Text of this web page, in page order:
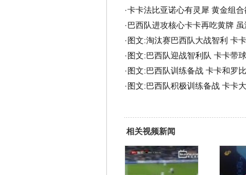
·卡卡法比亚诺心有灵犀 黄金组
·巴西队进攻核心卡卡再吃黄牌
· 图文:淘汰赛巴西队大战智利 卡
· 图文:巴西队迎战智利队 卡卡带
· 图文:巴西队训练备战 卡卡和罗
· 图文:巴西队积极训练备战 卡卡
相关视频新闻